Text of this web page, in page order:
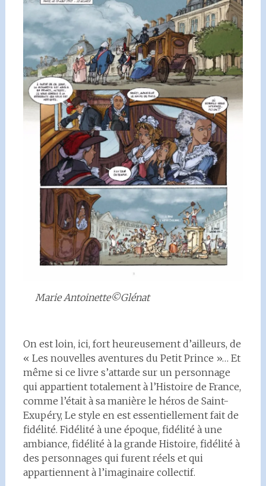
Marie Antoinette©Glénat
On est loin, ici, fort heureusement d’ailleurs, de
« Les nouvelles aventures du Petit Prince »… Et
même si ce livre s’attarde sur un personnage
qui appartient totalement à l’Histoire de France,
comme l’était à sa manière le héros de Saint-
Exupéry, Le style en est essentiellement fait de
fidélité. Fidélité à une époque, fidélité à une
ambiance, fidélité à la grande Histoire, fidélité à
des personnages qui furent réels et qui
appartiennent à l’imaginaire collectif.